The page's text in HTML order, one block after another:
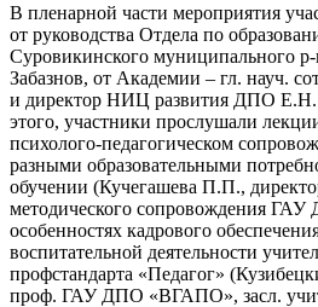
В пленарной части мероприятия
от руководства Отдела по
Суровикинского муниципального
Забазнов, от Академии – гл. науч.
и директор НИЦ развития ДПО
этого, участники прослушали
психолого-педагогическом
разными образовательными
обучении (Кучегашева П.П.,
методического сопровождения
особенностях кадрового
воспитательной деятельности
профстандарта «Педагог»
проф. ГАУ ДПО «ВГАПО», засл.